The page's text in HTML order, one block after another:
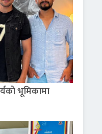
भूमिकामा